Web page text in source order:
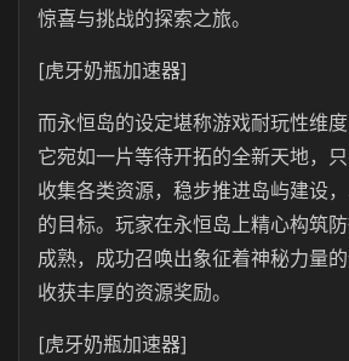
惊喜与挑战的探索之旅。
[虎牙奶瓶加速器]
而永恒岛的设定堪称游戏耐玩性维度
它宛如一片等待开拓的全新天地，
收集各类资源，稳步推进岛屿建设
的目标。玩家在永恒岛上精心构筑
成熟，成功召唤出象征着神秘力量
收获丰厚的资源奖励。
[虎牙奶瓶加速器]